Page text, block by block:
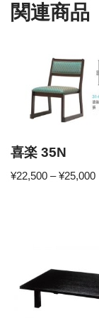
関連商品
喜楽 35N
¥22,500 –¥25,000